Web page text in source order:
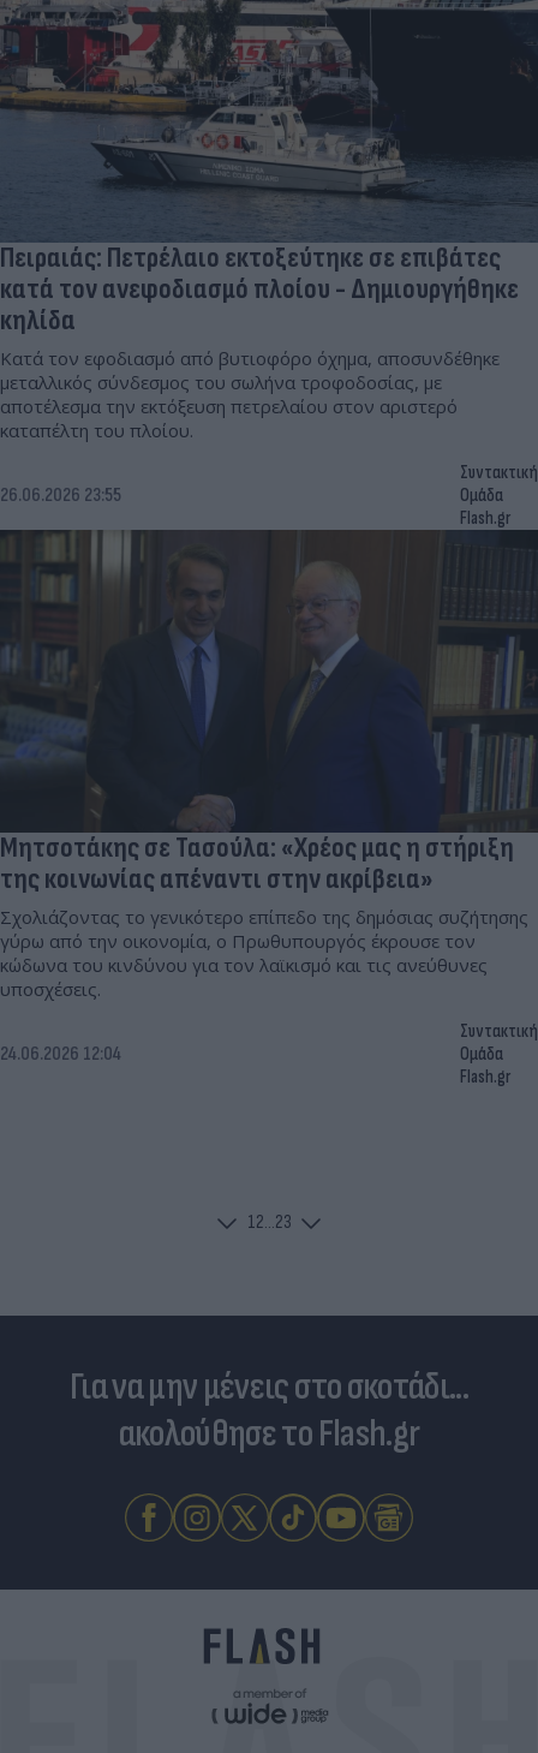
Πειραιάς: Πετρέλαιο εκτοξεύτηκε σε επιβάτες
κατά τον ανεφοδιασμό πλοίου - Δημιουργήθηκε
κηλίδα
Κατά τον εφοδιασμό από βυτιοφόρο όχημα, αποσυνδέθηκε
μεταλλικός σύνδεσμος του σωλήνα τροφοδοσίας, με
αποτέλεσμα την εκτόξευση πετρελαίου στον αριστερό
καταπέλτη του πλοίου.
26.06.2026 23:55
Συντακτική
Ομάδα
Flash.gr
Μητσοτάκης σε Τασούλα: «Χρέος μας η στήριξη
της κοινωνίας απέναντι στην ακρίβεια»
Σχολιάζοντας το γενικότερο επίπεδο της δημόσιας συζήτησης
γύρω από την οικονομία, ο Πρωθυπουργός έκρουσε τον
κώδωνα του κινδύνου για τον λαϊκισμό και τις ανεύθυνες
υποσχέσεις.
24.06.2026 12:04
Συντακτική
Ομάδα
Flash.gr
12...23
Για να μην μένεις στο σκοτάδι...
ακολούθησε το Flash.gr